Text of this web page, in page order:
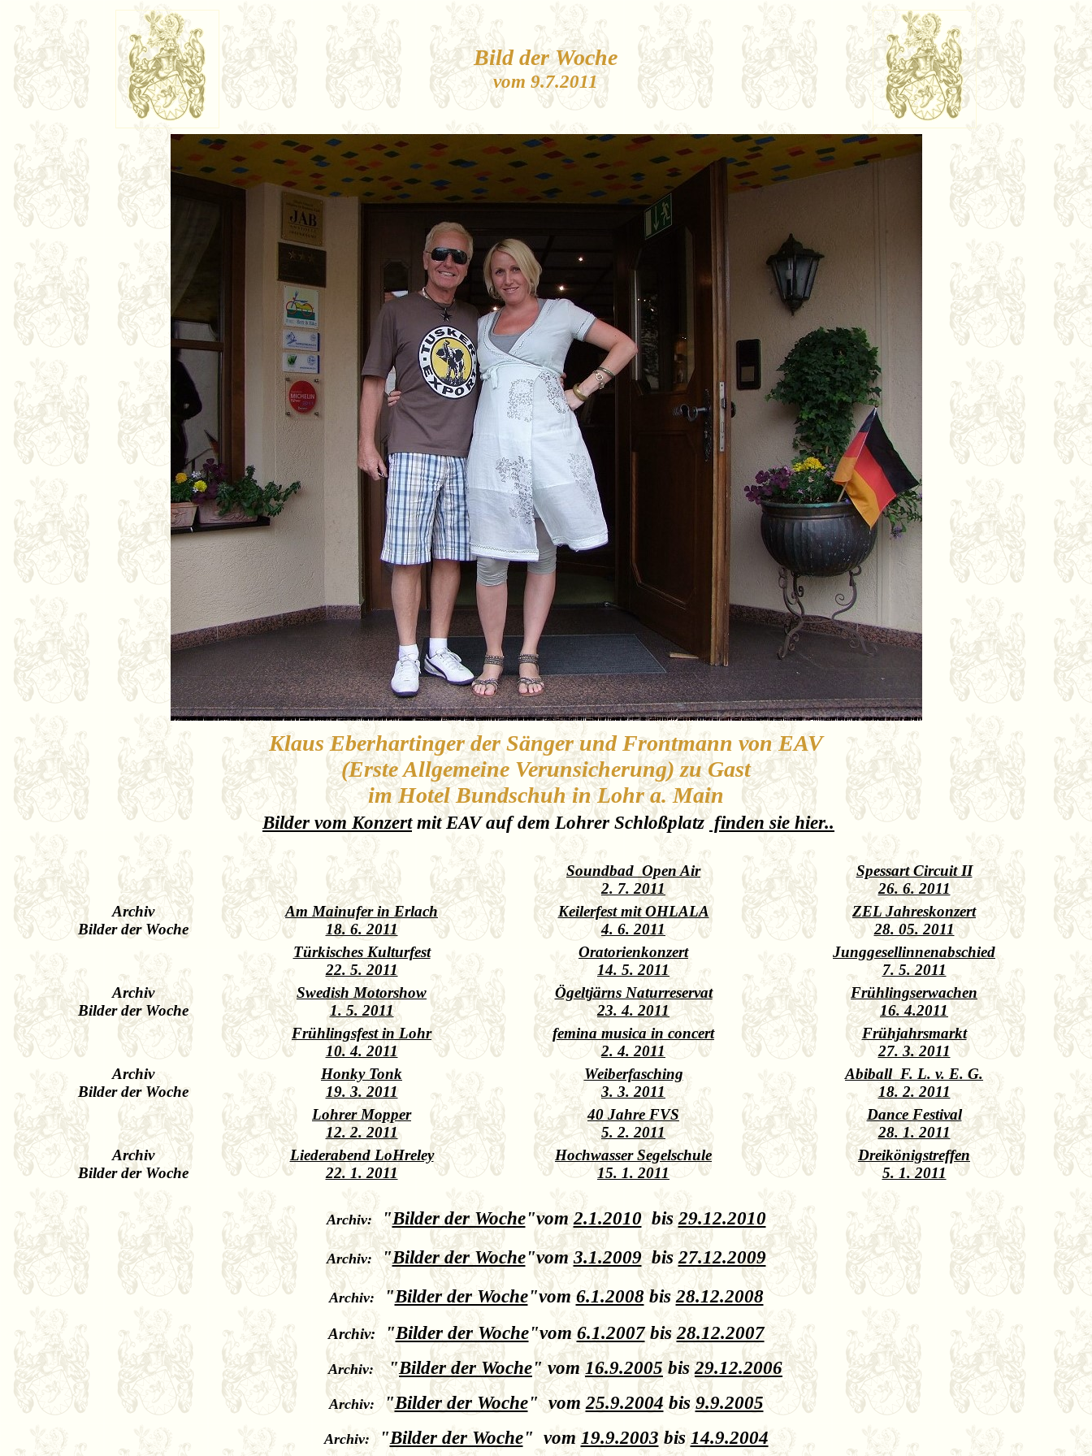
Bild der Woche
vom 9.7.2011
Klaus Eberhartinger der Sänger und Frontmann von EAV
(Erste Allgemeine Verunsicherung) zu Gast
im Hotel Bundschuh in Lohr a. Main
Bilder vom Konzertmit EAV auf dem Lohrer Schloßplatz finden sie hier..
Soundbad Open Air
2. 7. 2011
Spessart Circuit II
26. 6. 2011
Archiv
Bilder der Woche
Am Mainufer in Erlach
18. 6. 2011
Keilerfest mit OHLALA
4. 6. 2011
ZEL Jahreskonzert
28. 05. 2011
Türkisches Kulturfest
22. 5. 2011
Oratorienkonzert
14. 5. 2011
Junggesellinnenabschied
7. 5. 2011
Archiv
Bilder der Woche
Swedish Motorshow
1. 5. 2011
Ögeltjärns Naturreservat
23. 4. 2011
Frühlingserwachen
16. 4.2011
Frühlingsfest in Lohr
10. 4. 2011
femina musica in concert
2. 4. 2011
Frühjahrsmarkt
27. 3. 2011
Archiv
Bilder der Woche
Honky Tonk
19. 3. 2011
Weiberfasching
3. 3. 2011
Abiball F. L. v. E. G.
18. 2. 2011
Lohrer Mopper
12. 2. 2011
40 Jahre FVS
5. 2. 2011
Dance Festival
28. 1. 2011
Archiv
Bilder der Woche
Liederabend LoHreley
22. 1. 2011
Hochwasser Segelschule
15. 1. 2011
Dreikönigstreffen
5. 1. 2011
Archiv:"Bilder der Woche"vom 2.1.2010 bis 29.12.2010
Archiv:"Bilder der Woche"vom 3.1.2009 bis 27.12.2009
Archiv:"Bilder der Woche"vom 6.1.2008 bis 28.12.2008
Archiv:"Bilder der Woche"vom 6.1.2007 bis 28.12.2007
Archiv: "Bilder der Woche" vom 16.9.2005 bis 29.12.2006
Archiv: "Bilder der Woche"vom 25.9.2004 bis9.9.2005
Archiv: "Bilder der Woche" vom 19.9.2003 bis 14.9.2004